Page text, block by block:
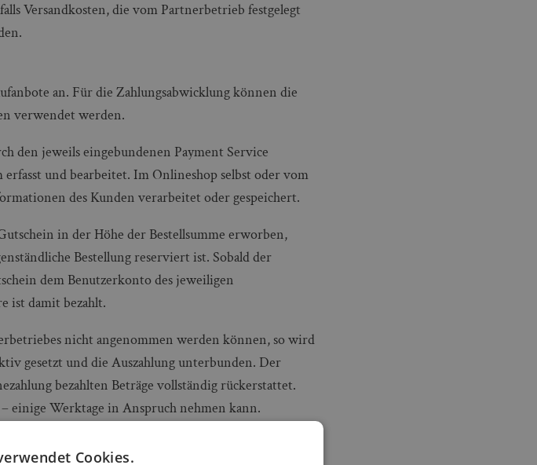
Versandkosten, die vom Partnerbetrieb festgelegt
an. Für die Zahlungsabwicklung können die
verwendet werden.
den jeweils eingebundenen Payment Service
und bearbeitet. Im Onlineshop selbst oder vom
des Kunden verarbeitet oder gespeichert.
in der Höhe der Bestellsumme erworben,
Bestellung reserviert ist. Sobald der
dem Benutzerkonto des jeweiligen
ist damit bezahlt.
nicht angenommen werden können, so wird
gesetzt und die Auszahlung unterbunden. Der
bezahlten Beträge vollständig rückerstattet.
einige Werktage in Anspruch nehmen kann.
Cookies.